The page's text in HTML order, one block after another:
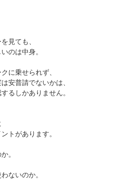
見ても、
のは中身。
に乗せられず、
安普請でないかは、
るしかありません。
トがあります。
。
ないのか。